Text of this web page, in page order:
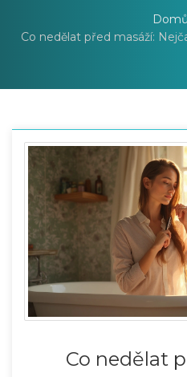
Domů
Co nedělat před masáží:
Co nedělat